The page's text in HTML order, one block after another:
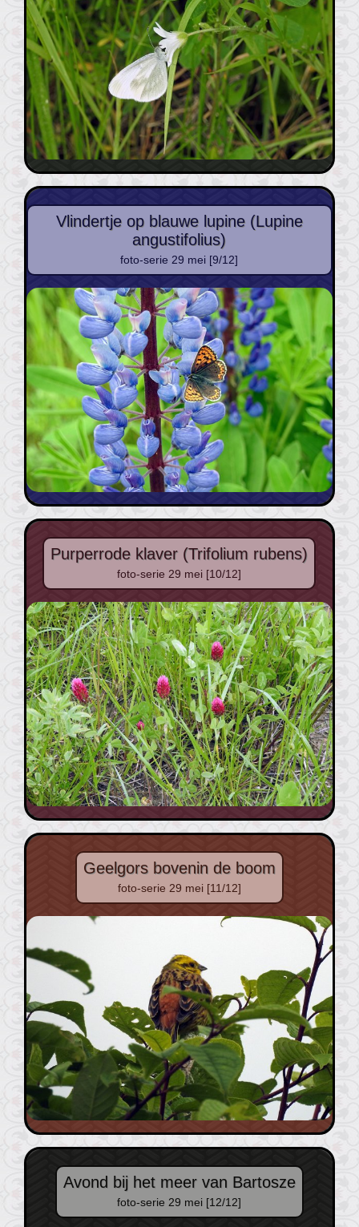
Vlindertje op blauwe lupine (Lupine
angustifolius)
foto-serie 29 mei [9/12]
Purperrode klaver (Trifolium rubens)
foto-serie 29 mei [10/12]
Geelgors bovenin de boom
foto-serie 29 mei [11/12]
Avond bij het meer van Bartosze
foto-serie 29 mei [12/12]